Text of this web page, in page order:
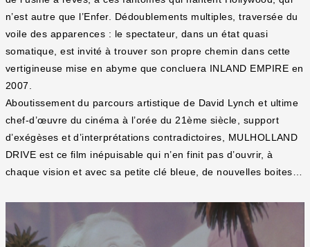
n’est autre que l’Enfer. Dédoublements multiples, traversée du
voile des apparences : le spectateur, dans un état quasi
somatique, est invité à trouver son propre chemin dans cette
vertigineuse mise en abyme que concluera INLAND EMPIRE en
2007.
Aboutissement du parcours artistique de David Lynch et ultime
chef-d’œuvre du cinéma à l’orée du 21ème siècle, support
d’exégèses et d’interprétations contradictoires, MULHOLLAND
DRIVE est ce film inépuisable qui n’en finit pas d’ouvrir, à
chaque vision et avec sa petite clé bleue, de nouvelles boites…